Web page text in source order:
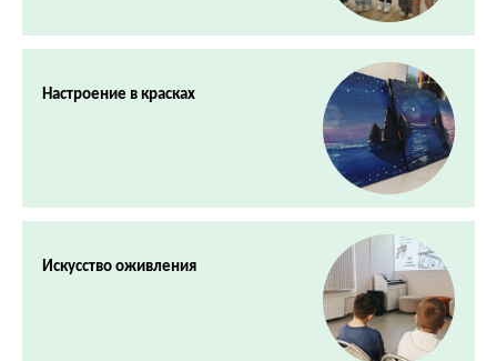
Настроение в красках
Искусство оживления